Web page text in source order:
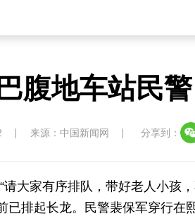
腹地车站民
来源：中国新闻网 分享到：
大家有序排队，带好老人小孩
排起长龙。民警裴保军穿行在